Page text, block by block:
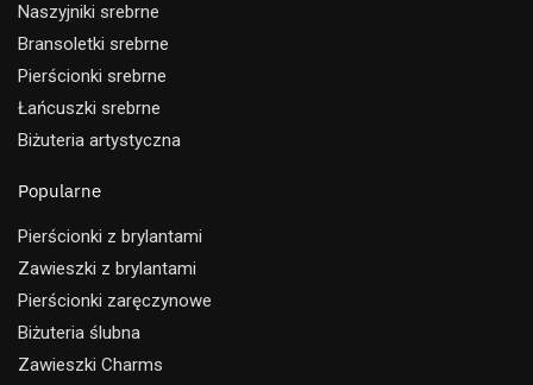
Naszyjniki srebrne
Bransoletki srebrne
Pierścionki srebrne
Łańcuszki srebrne
Biżuteria artystyczna
Popularne
Pierścionki z brylantami
Zawieszki z brylantami
Pierścionki zaręczynowe
Biżuteria ślubna
Zawieszki Charms